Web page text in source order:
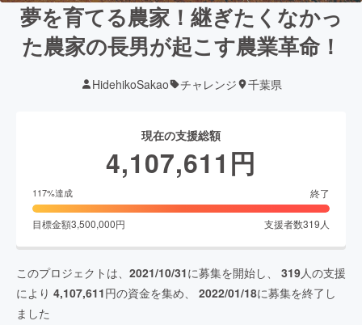
夢を育てる農家！継ぎたくなかっ
た農家の長男が起こす農業革命！
HidehikoSakao チャレンジ 千葉県
現在の支援総額
4,107,611 円
117%達成 終了
目標金額3,500,000円 支援者数319 人
このプロジェクトは、 2021/10/31に募集を開始し、 319人の支援
により 4,107,611円の資金を集め、 2022/01/18に募集を終了し
ました